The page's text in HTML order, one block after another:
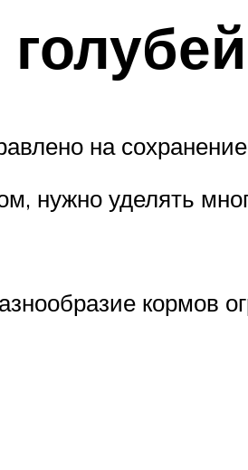
на
нужно уделять
кормов